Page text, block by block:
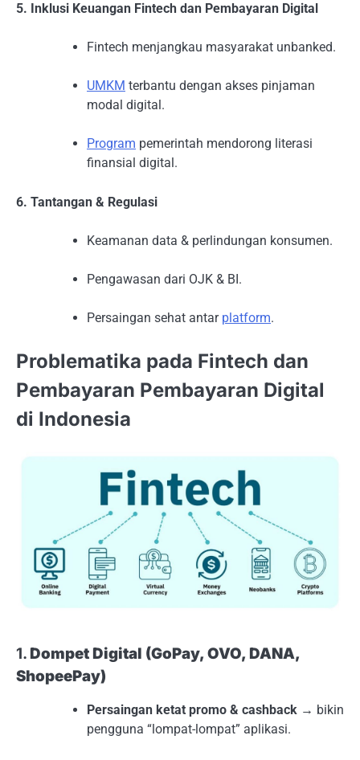
5. Inklusi Keuangan Fintech dan Pembayaran Digital
Fintech menjangkau masyarakat unbanked.
UMKM terbantu dengan akses pinjaman
modal digital.
Program pemerintah mendorong literasi
finansial digital.
6. Tantangan & Regulasi
Keamanan data & perlindungan konsumen.
Pengawasan dari OJK & BI.
Persaingan sehat antar platform.
Problematika pada Fintech dan
Pembayaran Pembayaran Digital
di Indonesia
1.Dompet Digital (GoPay, OVO, DANA,
ShopeePay)
Persaingan ketat promo & cashback → bikin
pengguna “lompat-lompat” aplikasi.